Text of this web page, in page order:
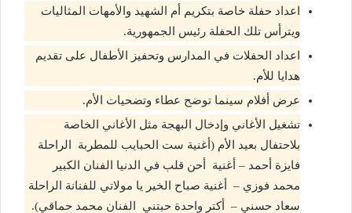
اعداد حفلة خاصة بتكريم أم الشهيد والأمهات المثاليات
ويترأس تلك الحفلة رئيس الجمهورية.
اعداد الحفلات في المدارس وتحفيز الأطفال على تقديم
هدايا للأم.
عرض أفلام سينما توضح عطاء وتضحيات الأم.
تشغيل الأغاني وإدخال البهجة مثل الأغاني الخاصة
بلاحتفال بعيد الأم (أغنية ست الحبايب للمطربة الراحلة
فايزة أحمد – أغنية أحن قلب في الدنيا الفنان الكبير
محمد فوزي – أغنية صباح الخير يا مولاتي للفنانة الراحلة
سعاد حسني – أكتر واحدة حبتني الفنان محمد حماقي).